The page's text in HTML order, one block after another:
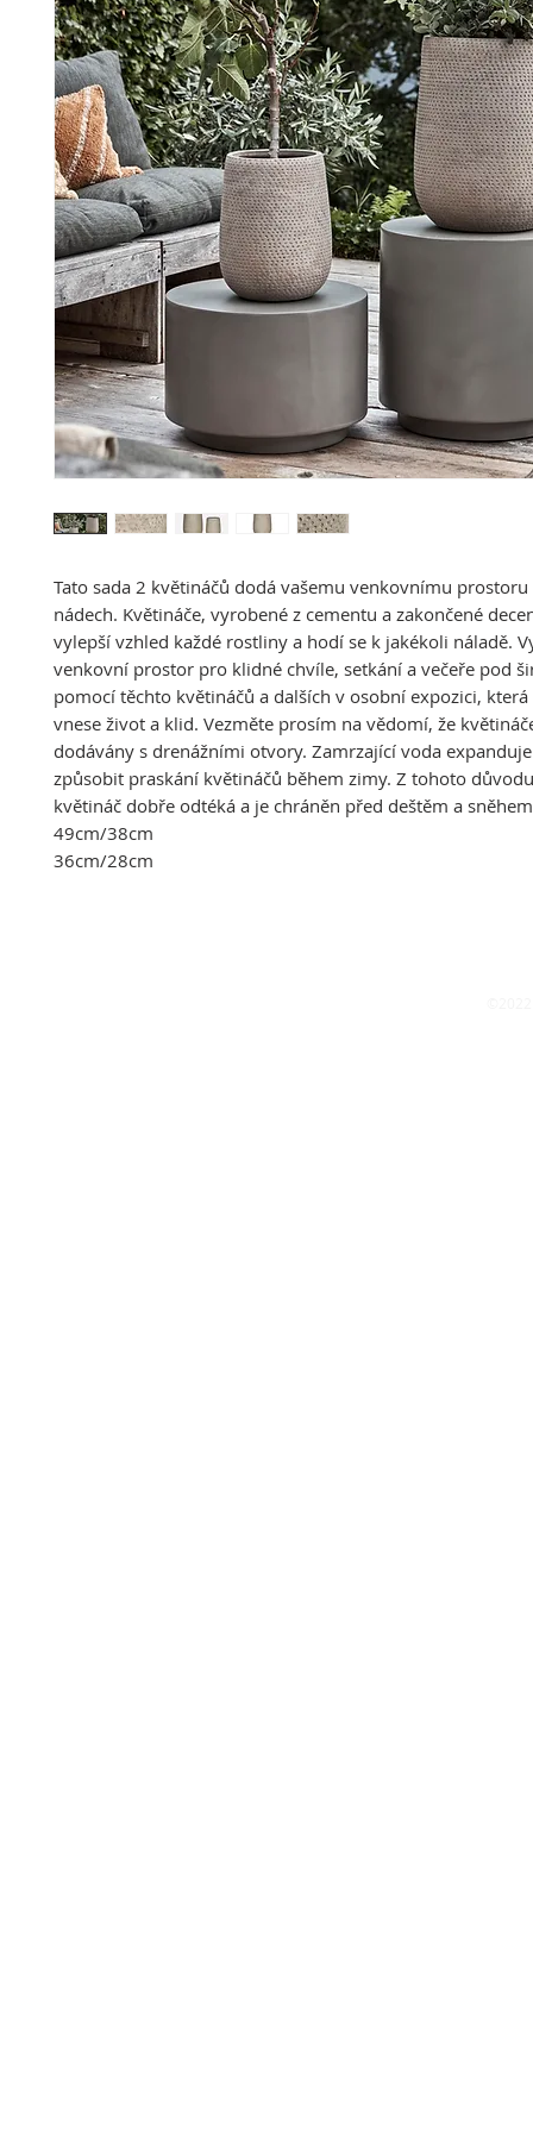
Tato sada 2 květináčů dodá vašemu venkovnímu
nádech. Květináče, vyrobené z cementu a zakončené
vylepší vzhled každé rostliny a hodí se k jakékoli náladě.
venkovní prostor pro klidné chvíle, setkání a večeře pod
pomocí těchto květináčů a dalších v osobní expozici,
vnese život a klid. Vezměte prosím na vědomí, že
dodávány s drenážními otvory. Zamrzající voda
způsobit praskání květináčů během zimy. Z tohoto
květináč dobře odtéká a je chráněn před deštěm a
49cm/38cm
36cm/28cm